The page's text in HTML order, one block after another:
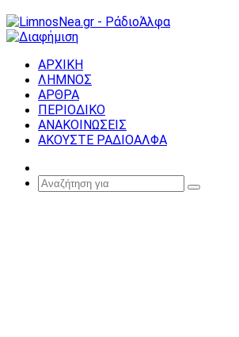
ΑΡΧΙΚΗ
ΛΗΜΝΟΣ
ΑΡΘΡΑ
ΠΕΡΙΟΔΙΚΟ
ΑΝΑΚΟΙΝΩΣΕΙΣ
ΑΚΟΥΣΤΕ ΡΑΔΙΟΑΛΦΑ
Article
Αναζήτηση